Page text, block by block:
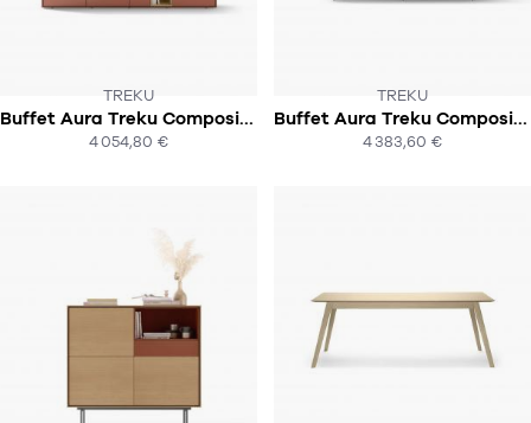
TREKU
Buffet Aura Treku Composition 3
4 054,80 €
SOUS 6-8 SEMAINES
ACHAT EXPRESS
TREKU
Buffet Aura Treku Composition 2
4 383,60 €
SOUS 6-8 SEMAINES
ACHAT EXPRESS